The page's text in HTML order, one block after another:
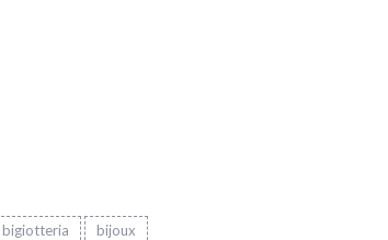
bigiotteria
bijoux